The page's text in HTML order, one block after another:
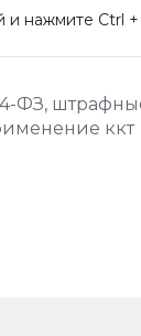
нажмите Ctrl
ФЗ,
ккт